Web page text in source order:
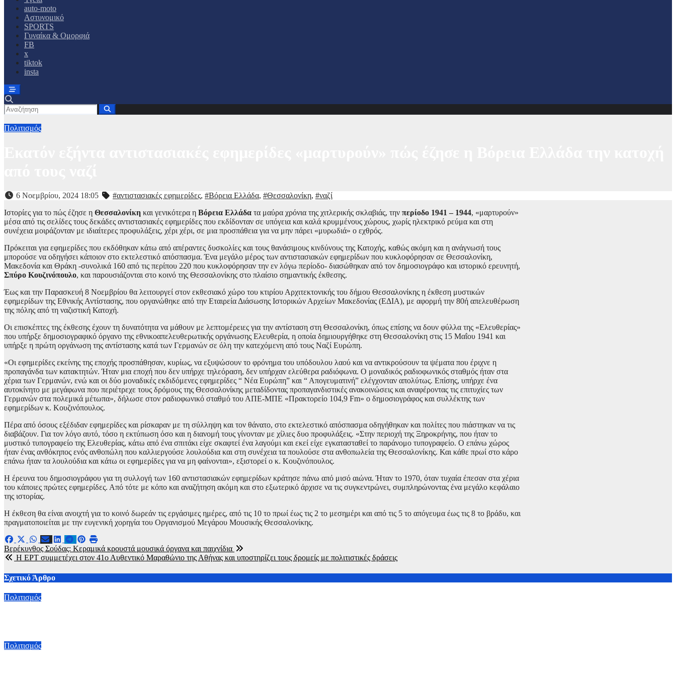
auto-moto
Αστυνομικό
SPORTS
Γυναίκα & Ομορφιά
FB
x
tiktok
insta
Πολιτισμός
6 Νοεμβρίου, 2024 18:05 #αντιστασιακές εφημερίδες, #Βόρεια Ελλάδα, #Θεσσαλονίκη, #ναζί
Ιστορίες για το πώς έζησε η Θεσσαλονίκη και γενικότερα η Βόρεια Ελλάδα τα μαύρα χρόνια της χιτλερικής σκλαβιάς, την περίοδο 1941 – 1944, «μαρτυρούν»
μέσα από τις σελίδες τους δεκάδες αντιστασιακές εφημερίδες που εκδίδονταν σε υπόγεια και καλά κρυμμένους χώρους, χωρίς ηλεκτρικό ρεύμα και στη
συνέχεια μοιράζονταν με ιδιαίτερες προφυλάξεις, χέρι χέρι, σε μια προσπάθεια για να μην πάρει «μυρωδιά» ο εχθρός.
Πρόκειται για εφημερίδες που εκδόθηκαν κάτω από απέραντες δυσκολίες και τους θανάσιμους κινδύνους της Κατοχής, καθώς ακόμη και η ανάγνωσή τους
μπορούσε να οδηγήσει κάποιον στο εκτελεστικό απόσπασμα. Ένα μεγάλο μέρος των αντιστασιακών εφημερίδων που κυκλοφόρησαν σε Θεσσαλονίκη,
Μακεδονία και Θράκη -συνολικά 160 από τις περίπου 220 που κυκλοφόρησαν την εν λόγω περίοδο- διασώθηκαν από τον δημοσιογράφο και ιστορικό ερευνητή,
Σπύρο Κουζινόπουλο, και παρουσιάζονται στο κοινό της Θεσσαλονίκης στο πλαίσιο σημαντικής έκθεσης.
Έως και την Παρασκευή 8 Νοεμβρίου θα λειτουργεί στον εκθεσιακό χώρο του κτιρίου Αρχιτεκτονικής του δήμου Θεσσαλονίκης η έκθεση μυστικών
εφημερίδων της Εθνικής Αντίστασης, που οργανώθηκε από την Εταιρεία Διάσωσης Ιστορικών Αρχείων Μακεδονίας (ΕΔΙΑ), με αφορμή την 80ή απελευθέρωση
της πόλης από τη ναζιστική Κατοχή.
Οι επισκέπτες της έκθεσης έχουν τη δυνατότητα να μάθουν με λεπτομέρειες για την αντίσταση στη Θεσσαλονίκη, όπως επίσης να δουν φύλλα της «Ελευθερίας»
που υπήρξε δημοσιογραφικό όργανο της εθνικοαπελευθερωτικής οργάνωσης Ελευθερία, η οποία δημιουργήθηκε στη Θεσσαλονίκη στις 15 Μαΐου 1941 και
υπήρξε η πρώτη οργάνωση της αντίστασης κατά των Γερμανών σε όλη την κατεχόμενη από τους Ναζί Ευρώπη.
«Οι εφημερίδες εκείνης της εποχής προσπάθησαν, κυρίως, να εξυψώσουν το φρόνημα του υπόδουλου λαού και να αντικρούσουν τα ψέματα που έριχνε η
προπαγάνδα των κατακτητών. Ήταν μια εποχή που δεν υπήρχε τηλεόραση, δεν υπήρχαν ελεύθερα ραδιόφωνα. Ο μοναδικός ραδιοφωνικός σταθμός ήταν στα
χέρια των Γερμανών, ενώ και οι δύο μοναδικές εκδιδόμενες εφημερίδες “ Νέα Ευρώπη” και “ Απογευματινή” ελέγχονταν απολύτως. Επίσης, υπήρχε ένα
αυτοκίνητο με μεγάφωνα που περιέτρεχε τους δρόμους της Θεσσαλονίκης μεταδίδοντας προπαγανδιστικές ανακοινώσεις και αναφέροντας τις επιτυχίες των
Γερμανών στα πολεμικά μέτωπα», δήλωσε στον ραδιοφωνικό σταθμό του ΑΠΕ-ΜΠΕ «Πρακτορείο 104,9 Fm» ο δημοσιογράφος και συλλέκτης των
εφημερίδων κ. Κουζινόπουλος.
Πέρα από όσους εξέδιδαν εφημερίδες και ρίσκαραν με τη σύλληψη και τον θάνατο, στο εκτελεστικό απόσπασμα οδηγήθηκαν και πολίτες που πιάστηκαν να τις
διαβάζουν. Για τον λόγο αυτό, τόσο η εκτύπωση όσο και η διανομή τους γίνονταν με χίλιες δυο προφυλάξεις. «Στην περιοχή της Ξηροκρήνης, που ήταν το
μυστικό τυπογραφείο της Ελευθερίας, κάτω από ένα σπιτάκι είχε σκαφτεί ένα λαγούμι και εκεί είχε εγκατασταθεί το παράνομο τυπογραφείο. Ο επάνω χώρος
ήταν ένας ανθόκηπος ενός ανθοπώλη που καλλιεργούσε λουλούδια και στη συνέχεια τα πουλούσε στα ανθοπωλεία της Θεσσαλονίκης. Και κάθε πρωί στο κάρο
επάνω ήταν τα λουλούδια και κάτω οι εφημερίδες για να μη φαίνονται», εξιστορεί ο κ. Κουζινόπουλος.
Η έρευνα του δημοσιογράφου για τη συλλογή των 160 αντιστασιακών εφημερίδων κράτησε πάνω από μισό αιώνα. Ήταν το 1970, όταν τυχαία έπεσαν στα χέρια
του κάποιες πρώτες εφημερίδες. Από τότε με κόπο και αναζήτηση ακόμη και στο εξωτερικό άρχισε να τις συγκεντρώνει, συμπληρώνοντας ένα μεγάλο κεφάλαιο
της ιστορίας.
Η έκθεση θα είναι ανοιχτή για το κοινό δωρεάν τις εργάσιμες ημέρες, από τις 10 το πρωί έως τις 2 το μεσημέρι και από τις 5 το απόγευμα έως τις 8 το βράδυ, και
πραγματοποιείται με την ευγενική χορηγία του Οργανισμού Μεγάρου Μουσικής Θεσσαλονίκης.
Πλοήγηση
άρθρων
Βερέκυνθος Σούδας: Κεραμικά κρουστά μουσικά όργανα και παιχνίδια
Η ΕΡΤ συμμετέχει στον 41ο Αυθεντικό Μαραθώνιο της Αθήνας και υποστηρίζει τους δρομείς με πολιτιστικές δράσεις
Σχετικό Άρθρο
Πολιτισμός
Πολιτισμός